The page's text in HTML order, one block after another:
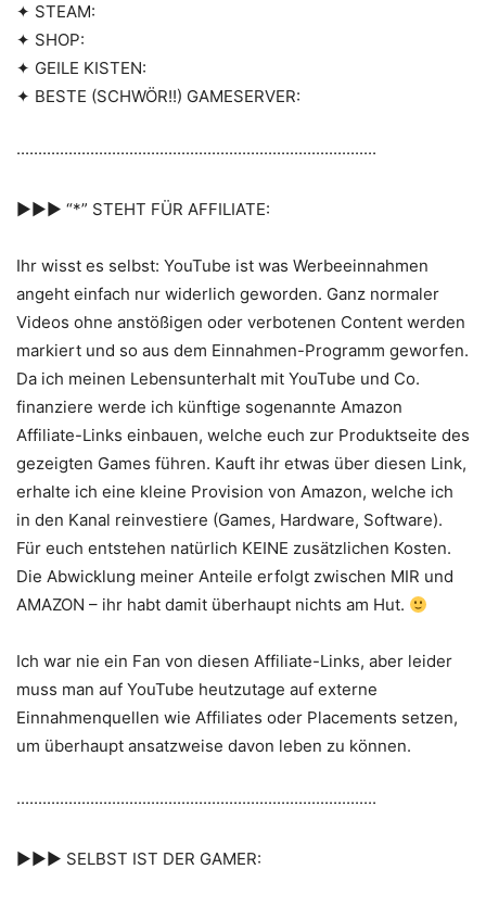
✦ STEAM:
✦ SHOP:
✦ GEILE KISTEN:
✦ BESTE (SCHWÖR!!) GAMESERVER:
···················································································
►►► “*” STEHT FÜR AFFILIATE:
Ihr wisst es selbst: YouTube ist was Werbeeinnahmen
angeht einfach nur widerlich geworden. Ganz normaler
Videos ohne anstößigen oder verbotenen Content werden
markiert und so aus dem Einnahmen-Programm geworfen.
Da ich meinen Lebensunterhalt mit YouTube und Co.
finanziere werde ich künftige sogenannte Amazon
Affiliate-Links einbauen, welche euch zur Produktseite des
gezeigten Games führen. Kauft ihr etwas über diesen Link,
erhalte ich eine kleine Provision von Amazon, welche ich
in den Kanal reinvestiere (Games, Hardware, Software).
Für euch entstehen natürlich KEINE zusätzlichen Kosten.
Die Abwicklung meiner Anteile erfolgt zwischen MIR und
AMAZON – ihr habt damit überhaupt nichts am Hut.
Ich war nie ein Fan von diesen Affiliate-Links, aber leider
muss man auf YouTube heutzutage auf externe
Einnahmenquellen wie Affiliates oder Placements setzen,
um überhaupt ansatzweise davon leben zu können.
···················································································
►►► SELBST IST DER GAMER: